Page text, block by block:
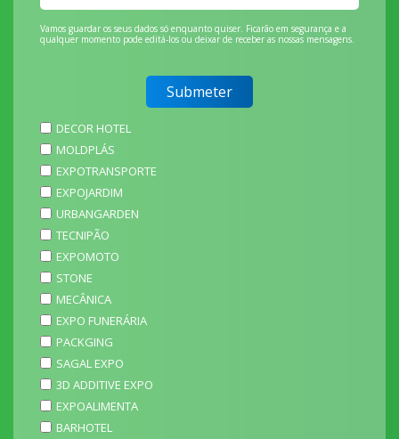
Vamos guardar os seus dados só enquanto quiser. Ficarão em segurança e a
qualquer momento pode editá-los ou deixar de receber as nossas mensagens.
DECOR HOTEL
MOLDPLÁS
EXPOTRANSPORTE
EXPOJARDIM
URBANGARDEN
TECNIPÃO
EXPOMOTO
STONE
MECÂNICA
EXPO FUNERÁRIA
PACKGING
SAGAL EXPO
3D ADDITIVE EXPO
EXPOALIMENTA
BARHOTEL